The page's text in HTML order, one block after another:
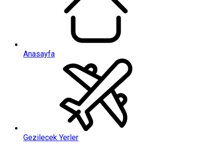
Anasayfa
Gezilecek Yerler